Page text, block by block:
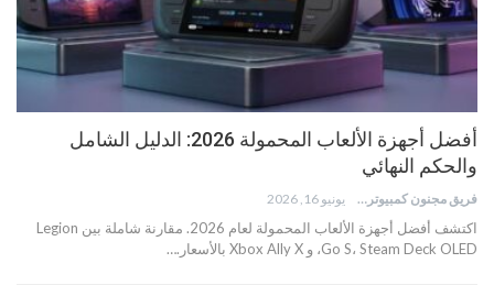
أفضل أجهزة الألعاب المحمولة 2026: الدليل الشامل
والحكم النهائي
فريق مجنون كمبيوتر يونيو 16, 2026
اكتشف أفضل أجهزة الألعاب المحمولة لعام 2026. مقارنة شاملة بين Legion
Go S، Steam Deck OLED، و Xbox Ally X بالأسعار.…